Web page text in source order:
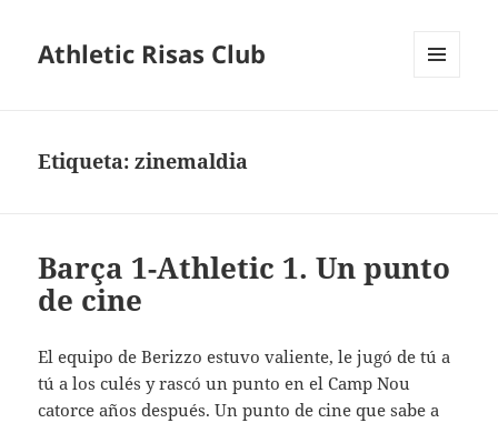
Athletic Risas Club
Etiqueta:zinemaldia
Barça 1-Athletic 1. Un punto
de cine
El equipo de Berizzo estuvo valiente, le jugó de tú a
tú a los culés y rascó un punto en el Camp Nou
catorce años después. Un punto de cine que sabe a